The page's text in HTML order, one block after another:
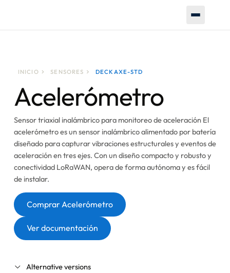
INICIO SENSORES DECKAXE-STD
Acelerómetro
Sensor triaxial inalámbrico para monitoreo de aceleración El
acelerómetro es un sensor inalámbrico alimentado por batería
diseñado para capturar vibraciones estructurales y eventos de
aceleración en tres ejes. Con un diseño compacto y robusto y
conectividad LoRaWAN, opera de forma autónoma y es fácil
de instalar.
Comprar Acelerómetro
Ver documentación
Alternative versions